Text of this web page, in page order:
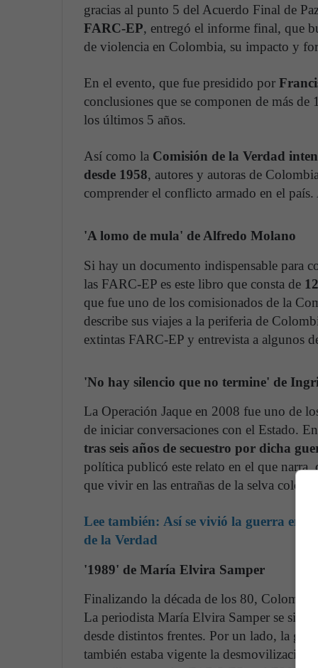
gracias al punto 5 del Acuerdo Final de
FARC-EP, entregó el informe final, que
de violencia en Colombia, su impacto y
En el evento, que fue presidido por
conclusiones que se componen de más
los últimos 5 años.
Así como la Comisión de la Verdad
desde 1958, autores y autoras de
comprender el conflicto armado en el
'A lomo de mula' de Alfredo Molano
Si hay un documento indispensable para
las FARC-EP es este libro que consta de
que fue uno de los comisionados de la
describe sus viajes a la periferia de
extintas FARC-EP y entrevista a algunos
'No hay silencio que no termine' de
La Operación Jaque en 2008 fue uno de
de iniciar conversaciones con el Estado.
tras seis años de secuestro por dicha
política publicó este relato en el que
que vivir en las entrañas de la selva
Lee también: Así se vivió la guerra en
de la Verdad
'1989' de María Elvira Samper
Finalizando la década de los 80, Colombia
La periodista María Elvira Samper se sitúa
desde distintos frentes. Por un lado, la
también estaba vigente la